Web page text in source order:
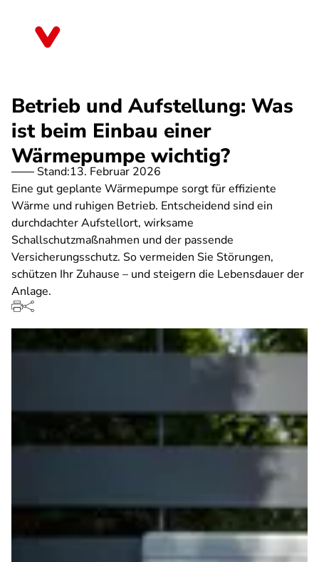
Betrieb und Aufstellung: Was
ist beim Einbau einer
Wärmepumpe wichtig?
Stand:13. Februar 2026
Eine gut geplante Wärmepumpe sorgt für effiziente
Wärme und ruhigen Betrieb. Entscheidend sind ein
durchdachter Aufstellort, wirksame
Schallschutzmaßnahmen und der passende
Versicherungsschutz. So vermeiden Sie Störungen,
schützen Ihr Zuhause – und steigern die Lebensdauer der
Anlage.